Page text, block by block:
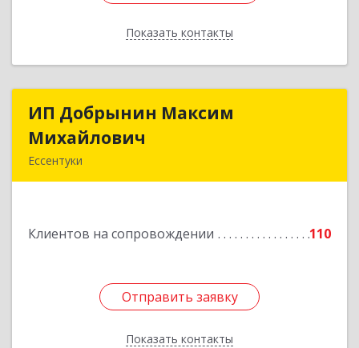
Показать контакты
Назад
ИП Добрынин Максим
Михайлович
Ессентуки
Клиентов на сопровождении 110
Отправить заявку
Показать контакты
ИП Добрынин Максим
Подробнее
Отправить заявку
Назад